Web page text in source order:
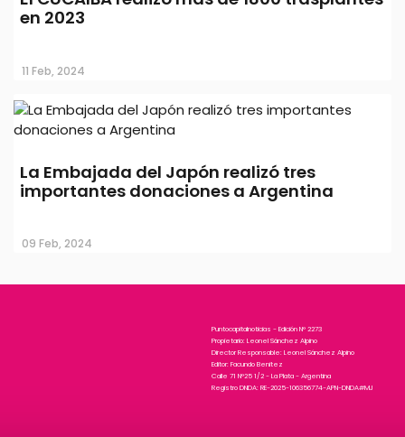
en 2023
11 Feb, 2024
La Embajada del Japón realizó tres
importantes donaciones a Argentina
09 Feb, 2024
Puntocapitalnoticias - Edición N° 2273
Propietario: Leonel Sánchez Alpino
Director Responsable: Leonel Sánchez Alpino
Editor: Facundo Benitez
Calle 71 N°25 1/2 - La Plata - Argentina
Registro DNDA: RE-2025-106356774-APN-DNDA#MJ